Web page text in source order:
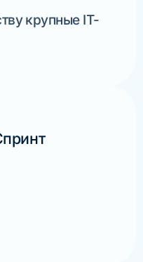
крупные IT-